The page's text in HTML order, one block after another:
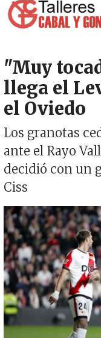
"Muy
llega el
el Oviedo
Los granotas
ante el Rayo
decidió con un
Ciss
Imagen